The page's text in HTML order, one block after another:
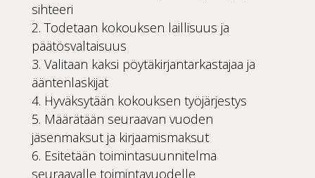
sihteeri
Todetaan kokouksen laillisuus ja
päätösvaltaisuus
Valitaan kaksi pöytäkirjantarkastajaa ja
ääntenlaskijat
Hyväksytään kokouksen työjärjestys
Määrätään seuraavan vuoden
jäsenmaksut ja kirjaamismaksut
Esitetään toimintasuunnitelma
seuraavalle toimintavuodelle